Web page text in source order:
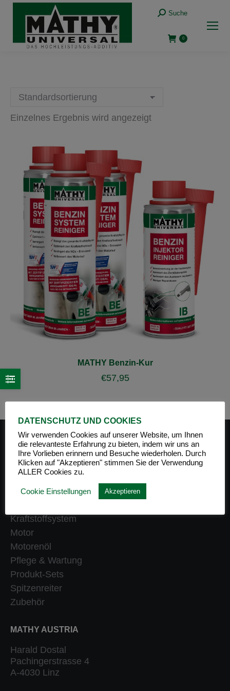
Suche:
Suche
0
Einzelnes Ergebnis wird angezeigt
MATHY Benzin-Kur
€57,95
PRODUKT-KATEGORIEN
Getriebe
Heizung
Kraftstoffsystem
Motor
Motorenöl
Pflege & Wartung
Produkt-Sets
Spitzenreiter
Zubehör
MATHY AUSTRIA
Harald Dostal
Pachingerstrasse 4
A-4030 Linz
DATENSCHUTZ UND COOKIES
Wir verwenden Cookies auf unserer Website, um Ihnen
die relevanteste Erfahrung zu bieten, indem wir uns an
Ihre Vorlieben erinnern und Besuche wiederholen. Durch
Klicken auf "Akzeptieren" stimmen Sie der Verwendung
ALLER Cookies zu.
Cookie Einstellungen Akzeptieren